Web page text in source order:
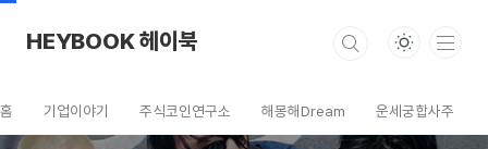
HEYBOOK 헤이북
홈 기업이야기 주식코인연구소 해몽해Dream 운세궁합사주